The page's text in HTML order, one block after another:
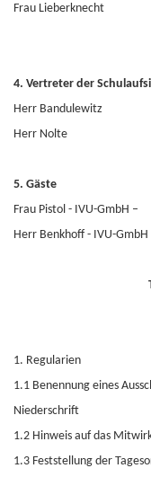
Frau Lieberknecht
4. Vertreter der
Herr Bandulewitz
Herr Nolte
5. Gäste
Frau Pistol - IVU-GmbH –
Herr Benkhoff - IVU-GmbH
1. Regularien
1.1 Benennung eines
Niederschrift
1.2 Hinweis auf das
1.3 Feststellung der